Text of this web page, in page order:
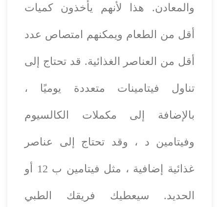
والمعادن. هذا لأنهم يأخذون كميات
أقل من الطعام ويمكنهم امتصاص عدد
أقل من العناصر الغذائية. قد تحتاج إلى
تناول فيتامينات متعددة يوميًا ،
بالإضافة إلى مكملات الكالسيوم
وفيتامين د ، وقد تحتاج إلى عناصر
غذائية إضافية ، مثل فيتامين ب 12 أو
الحديد. سيعطيك فريقك الطبي